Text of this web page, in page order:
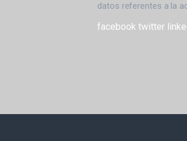
datos referentes a la
facebook twitter